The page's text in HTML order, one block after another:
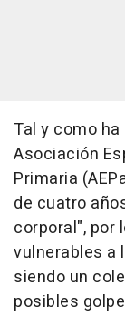
Tal y como
Asociación
Primaria
de cuatro
corporal", por
vulnerables a
siendo un
posibles